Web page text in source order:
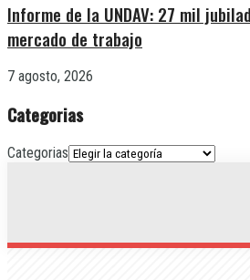
Informe de la UNDAV: 27 mil
mercado de trabajo
7 agosto, 2026
Categorias
Categorias